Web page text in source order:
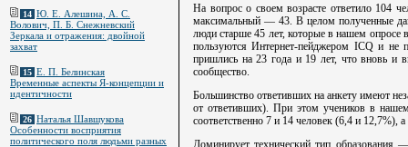
На вопрос о своем возрасте ответило 104
максимальный — 43. В целом полученные
люди старше 45 лет, которые в нашем опросе
пользуются Интернет-пейджером ICQ и не
пришлись на 23 года и 19 лет, что вновь и
сообщество.
Большинство ответивших на анкету имеют
от ответивших). При этом учеников в
соответственно 7 и 14 человек (6,4 и 12,7%),
Доминирует технический тип
14 Ю. Е. Алешина, А. С.
Волович, П. Б. Снежневский
Зеркала и отражения: двойной
захват
15 Е. П. Белинская
Временные аспекты Я-концепции и
идентичности
26 Наталья Шавшукова
Особенности восприятия
политического поля людьми разных